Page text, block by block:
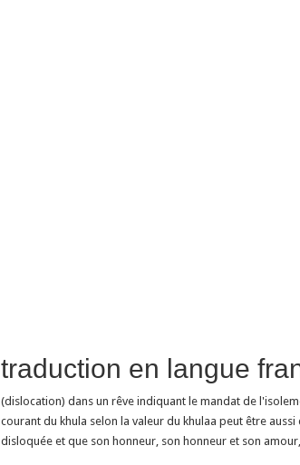
(dislocation) dans un rêve indiquant le mandat de
courant du khula selon la valeur du khulaa peut être
disloquée et que son honneur, son honneur et son